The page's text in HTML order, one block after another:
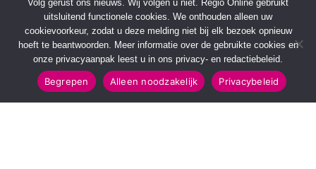
Volg gerust ons nieuws. Wij volgen u niet. Regio Online gebruikt
uitsluitend functionele cookies. We onthouden alleen uw
cookievoorkeur, zodat u deze melding niet bij elk bezoek opnieuw
hoeft te beantwoorden. Meer informatie over de gebruikte cookies en
onze privacyaanpak leest u in ons privacy- en redactiebeleid.
Begrepen Alleen noodzakelijk Privacybeleid